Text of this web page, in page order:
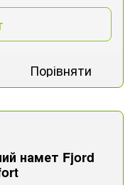
Порівняти
намет Fjord